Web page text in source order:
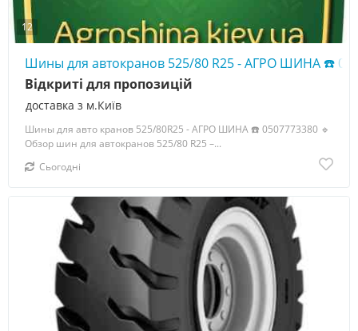
12
Шины для автокранов 525/80 R25 - АГРО ШИНА ☎️
доставка з м.Київ
Відкриті для пропозицій
Шины для авто кранов 525/80R25 - АГРО ШИНА ☎️ 0507773380 🔹
Обзор шин для автокранов 525/80 R25 –...
Сьогодні